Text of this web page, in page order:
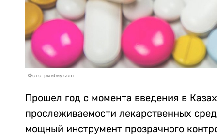
Фото: pixabay.com
Прошел год с момента введения в
прослеживаемости лекарственных
мощный инструмент прозрачного